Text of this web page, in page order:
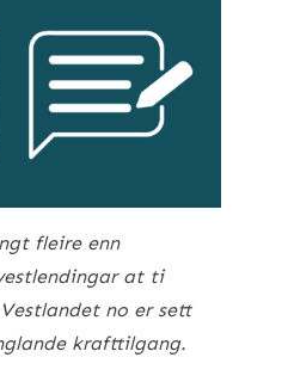
fleire enn
at ti
no er sett
krafttilgang.